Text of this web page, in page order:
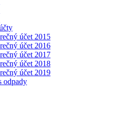
účet 2015
účet 2016
účet 2017
účet 2018
účet 2019
odpady